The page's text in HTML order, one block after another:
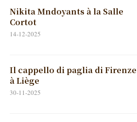
Nikita Mndoyants à la Salle
Cortot
14-12-2025
Il cappello di paglia di Firenze
à Liège
30-11-2025